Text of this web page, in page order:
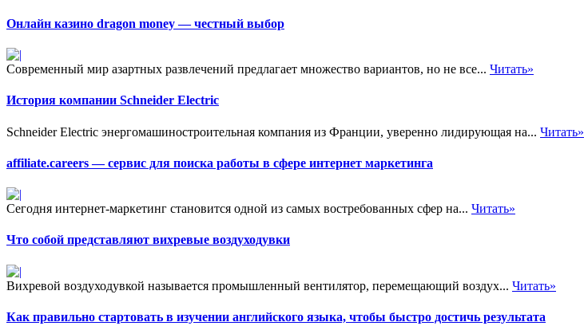
Онлайн казино dragon money — честный выбор
Современный мир азартных развлечений предлагает множество вариантов, но не все... Читать»
История компании Schneider Electric
Schneider Electric энергомашиностроительная компания из Франции, уверенно лидирующая на... Читать»
affiliate.careers — сервис для поиска работы в сфере интернет маркетинга
Сегодня интернет-маркетинг становится одной из самых востребованных сфер на... Читать»
Что собой представляют вихревые воздуходувки
Вихревой воздуходувкой называется промышленный вентилятор, перемещающий воздух... Читать»
Как правильно стартовать в изучении английского языка, чтобы быстро достичь результата